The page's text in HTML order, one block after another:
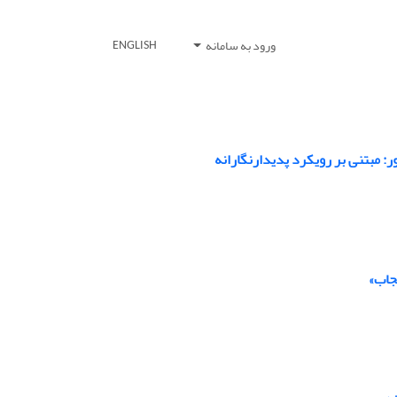
ورود به سامانه ENGLISH
مبتنی بر رویکرد پدیدارنگارانه